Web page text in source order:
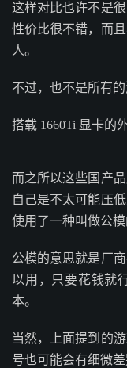
这样对比也许不是
性价比很不错，而
人。
不过，也不是所有
搭载 1660Ti 显卡的
而之所以这些国产
自己是不太可能压
使用了一种叫做公模
公模的意思就是厂
以用，只要花钱就
本。
当然，上面提到的
号也可能会有细微差